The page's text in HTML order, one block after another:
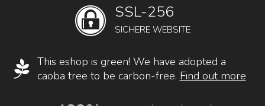
SSL-256
SICHERE WEBSITE
This eshop is green! We have adopted a
caoba tree to be carbon-free. Find out more